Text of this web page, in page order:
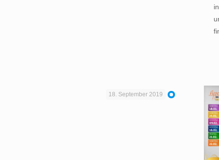
18. September 2019